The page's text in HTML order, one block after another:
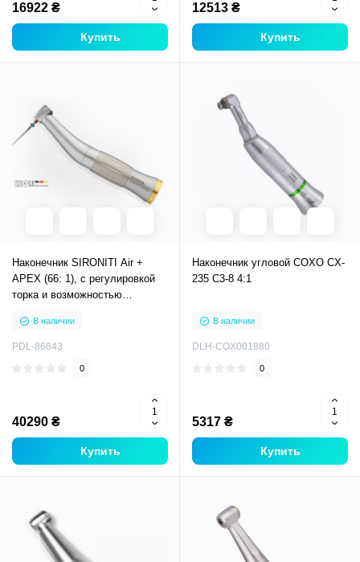
16922 ₴
Купить
12513 ₴
Купить
Наконечник SIRONITI Air +
APEX (66: 1), с регулировкой
торка и возможностью
В наличии
PDL-86843
0
40290 ₴
Купить
Наконечник угловой COXO CX-
235 C3-8 4:1
В наличии
DLH-COX001880
0
5317 ₴
Купить